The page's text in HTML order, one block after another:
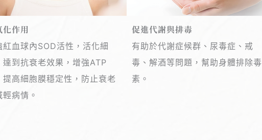
化作用
紅血球內SOD活性，活化細
達到抗衰老效果，增強ATP
提高細胞膜穩定性，防止衰老
輕病情。
促進代謝與排毒
有助於代謝症候群、尿毒症、戒
毒、解酒等問題，幫助身體排除毒
素。